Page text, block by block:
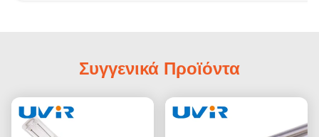
Συγγενικά Προϊόντα